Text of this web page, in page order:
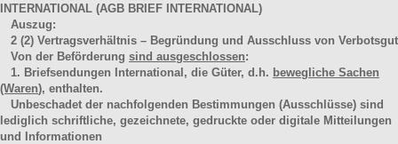
INTERNATIONAL (AGB BRIEF INTERNATIONAL)
Auszug:
2 (2) Vertragsverhältnis – Begründung und Ausschluss von Verbotsgut
Von der Beförderung sind ausgeschlossen:
1. Briefsendungen International, die Güter, d.h. bewegliche Sachen
(Waren), enthalten.
Unbeschadet der nachfolgenden Bestimmungen (Ausschlüsse) sind
lediglich schriftliche, gezeichnete, gedruckte oder digitale Mitteilungen
und Informationen